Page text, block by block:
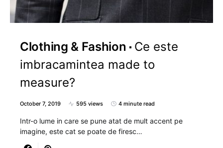
Clothing & Fashion
Ce este
imbracamintea made to
measure?
October 7, 2019 595 views 4 minute read
Intr-o lume in care se pune atat de mult accent pe
imagine, este cat se poate de firesc…